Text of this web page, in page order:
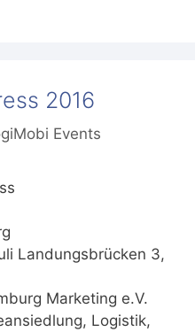
2016
Events
Landungsbrücken 3,
Marketing e.V.
Logistik,